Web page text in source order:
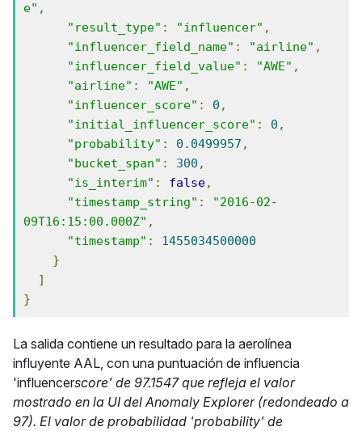
e" ,
"result_type" : "influencer" ,
"influencer_field_name" : "airline" ,
"influencer_field_value" : "AWE" ,
"airline" : "AWE" ,
"influencer_score" : 0 ,
"initial_influencer_score" : 0 ,
"probability" : 0.0499957 ,
"bucket_span" : 300 ,
"is_interim" : false,
"timestamp_string" :
"2016-02-
09T16:15:00.000Z" ,
"timestamp" :
1455034500000
}
]
}
La salida contiene un resultado para la aerolínea
influyente AAL, con una puntuación de influencia
'influencerscore' de 97.1547 que refleja el valor
mostrado en la UI del Anomaly Explorer (redondeado a
97). El valor de probabilidad 'probability' de